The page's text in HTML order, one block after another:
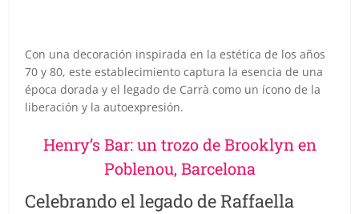
Con una decoración inspirada en la estética de los años
70 y 80, este establecimiento captura la esencia de una
época dorada y el legado de Carrà como un ícono de la
liberación y la autoexpresión.
Henry’s Bar: un trozo de Brooklyn en
Poblenou, Barcelona
Celebrando el legado de Raffaella